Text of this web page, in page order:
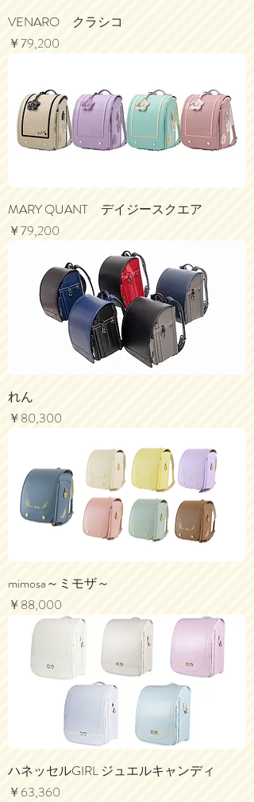
VENARO クラシコ
価格
￥79,200
MARY QUANT デイジースクエア
価格
￥79,200
れん
価格
￥80,300
mimosa～ミモザ～
価格
￥88,000
ハネッセルGIRL ジュエルキャンディ
価格
￥63,360